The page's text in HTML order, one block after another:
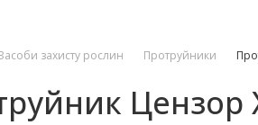
захисту рослин Протруйники
Цензор